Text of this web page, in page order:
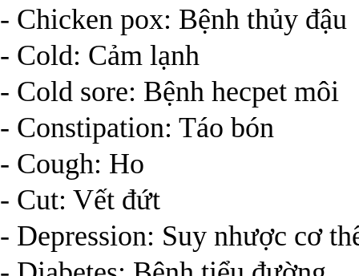
- Chicken pox: Bệnh thủy đậu
- Cold: Cảm lạnh
- Cold sore: Bệnh hecpet môi
- Constipation: Táo bón
- Cough: Ho
- Cut: Vết đứt
- Depression: Suy nhược cơ